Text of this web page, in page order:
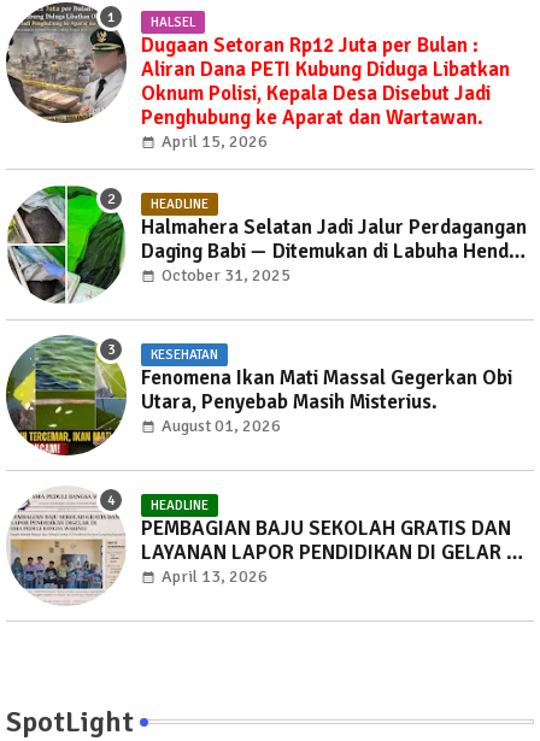
HALSEL
Dugaan Setoran Rp12 Juta per Bulan :
Aliran Dana PETI Kubung Diduga Libatkan
Oknum Polisi, Kepala Desa Disebut Jadi
Penghubung ke Aparat dan Wartawan.
April 15, 2026
HEADLINE
Halmahera Selatan Jadi Jalur Perdagangan
Daging Babi — Ditemukan di Labuha Hendak
Dibawa ke Weda, Warga Mayoritas Marah,
October 31, 2025
KESEHATAN
Fenomena Ikan Mati Massal Gegerkan Obi
Utara, Penyebab Masih Misterius.
August 01, 2026
HEADLINE
PEMBAGIAN BAJU SEKOLAH GRATIS DAN
LAYANAN LAPOR PENDIDIKAN DI GELAR DI
SMA PEDULI BANGSA WARINGI.
April 13, 2026
SpotLight